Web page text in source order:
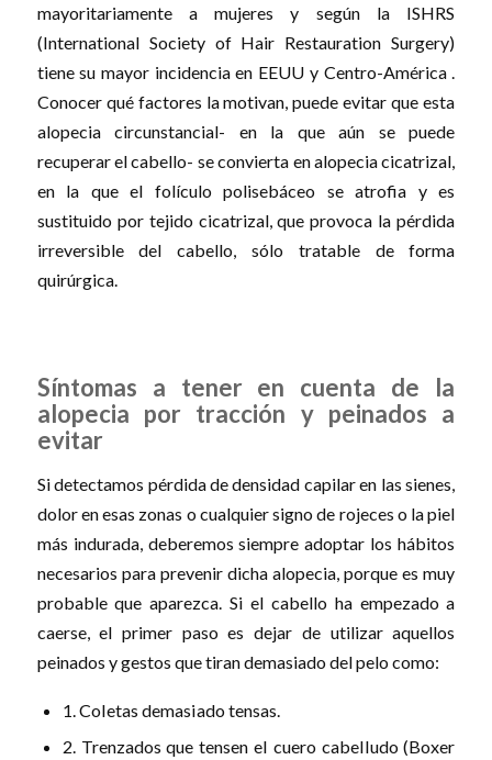
mayoritariamente a mujeres y según la ISHRS
(International Society of Hair Restauration Surgery)
tiene su mayor incidencia en EEUU y Centro-América .
Conocer qué factores la motivan, puede evitar que esta
alopecia circunstancial- en la que aún se puede
recuperar el cabello- se convierta en alopecia cicatrizal,
en la que el folículo polisebáceo se atrofia y es
sustituido por tejido cicatrizal, que provoca la pérdida
irreversible del cabello, sólo tratable de forma
quirúrgica.
Síntomas a tener en cuenta de la
alopecia por tracción y peinados a
evitar
Si detectamos pérdida de densidad capilar en las sienes,
dolor en esas zonas o cualquier signo de rojeces o la piel
más indurada, deberemos siempre adoptar los hábitos
necesarios para prevenir dicha alopecia, porque es muy
probable que aparezca. Si el cabello ha empezado a
caerse, el primer paso es dejar de utilizar aquellos
peinados y gestos que tiran demasiado del pelo como:
1. Coletas demasiado tensas.
2. Trenzados que tensen el cuero cabelludo (Boxer